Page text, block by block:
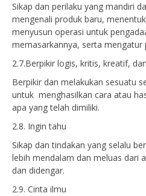
Sikap dan perilaku yang mandiri
mengenali produk baru,
menyusun operasi untuk
memasarkannya, serta mengatur
2.7.Berpikir logis, kritis, kreatif,
Berpikir dan melakukan sesuatu
untuk menghasilkan cara atau
apa yang telah dimiliki.
2.8. Ingin tahu
Sikap dan tindakan yang selalu
lebih mendalam dan meluas dari
dan didengar.
2.9. Cinta ilmu